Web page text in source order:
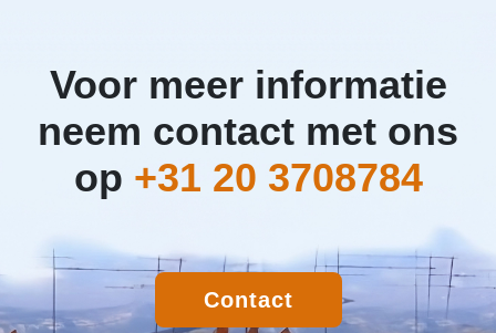
Voor meer informatie
neem contact met ons
op +31 20 3708784
Contact